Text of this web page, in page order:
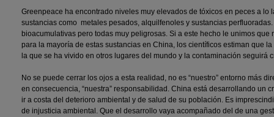
Greenpeace ha encontrado niveles muy elevados de tóxicos en peces a lo
sustancias como metales pesados, alquilfenoles y sustancias
bioacumulativas pero todas muy peligrosas. Si a este hecho le unimos
para la mayoría de estas sustancias en China, los científicos estiman que
la que se ha vivido en otros lugares del mundo y la contaminación seguirá
No se puede cerrar los ojos a esta realidad, no es “nuestro” entorno más
en consecuencia, “nuestra” responsabilidad. China está desarrollando un
ir a costa del deterioro ambiental y de salud de su población. Es
de injusticia ambiental. Que el desarrollo vaya acompañado del de una